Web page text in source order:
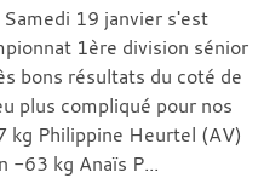
19 janvier s'est
1ère division sénior
bons résultats du coté de
plus compliqué pour nos
kg Philippine Heurtel (AV)
-63 kg Anaïs P...